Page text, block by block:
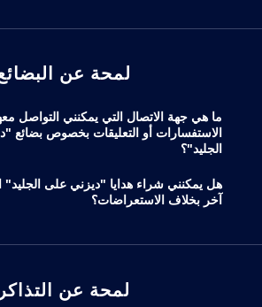
لمحة عن
ما هي جهة الاتصال التي يمكنني التواصل
الاستفسارات أو التعليقات بخصوص بضائع
الجليد"؟
هل يمكنني شراء هدايا "ديزني على الجليد"
آخر بخلاف الاستعراضات؟
لمحة عن التذاكر